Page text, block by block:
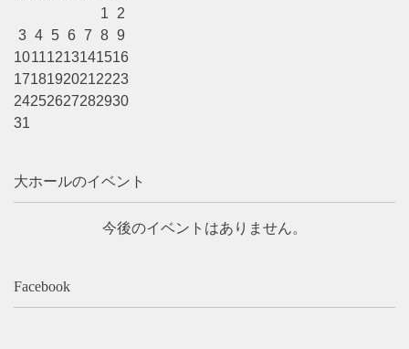
1
2
3 4 5 6 7 8 9
10111213141516
17181920212223
24252627282930
31
大ホールのイベント
今後のイベントはありません。
Facebook